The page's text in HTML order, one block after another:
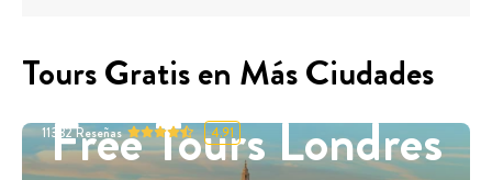
Tours Gratis en Más Ciudades
Free Tours Londres
11332Reseñas 4.91